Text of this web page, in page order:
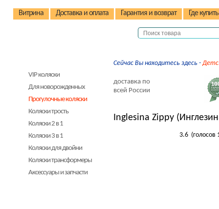
Витрина Доставка и оплата Гарантия и возврат Где купить
Сейчас Вы находитесь здесь -
доставка по
всей России
Inglesina Zippy
3.6(голосов
VIP коляски
Для новорожденных
Прогулочные коляски
Коляски трость
Коляски 2 в 1
Коляски 3 в 1
Коляски для двойни
Коляски трансформеры
Аксессуары и запчасти